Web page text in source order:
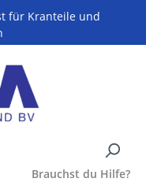
für Kranteile und
Brauchst du Hilfe?